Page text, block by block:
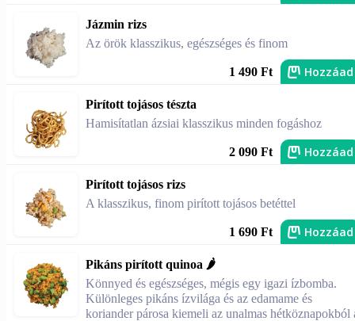
Jázmin rizs
Az örök klasszikus, egészséges és finom
1 490 Ft Hozzáad
Pirított tojásos tészta
Hamisítatlan ázsiai klasszikus minden fogáshoz
2 090 Ft Hozzáad
Pirított tojásos rizs
A klasszikus, finom pirított tojásos betéttel
1 690 Ft Hozzáad
Pikáns pirított quinoa 🌶️
Könnyed és egészséges, mégis egy igazi ízbomba.
Különleges pikáns ízvilága és az edamame és
koriander párosa kiemeli az unalmas hétköznapokból